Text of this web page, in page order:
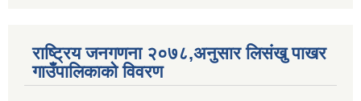
राष्ट्रिय जनगणना २०७८,अनुसार लिसंखु पाखर
गाउँपालिकाको विवरण